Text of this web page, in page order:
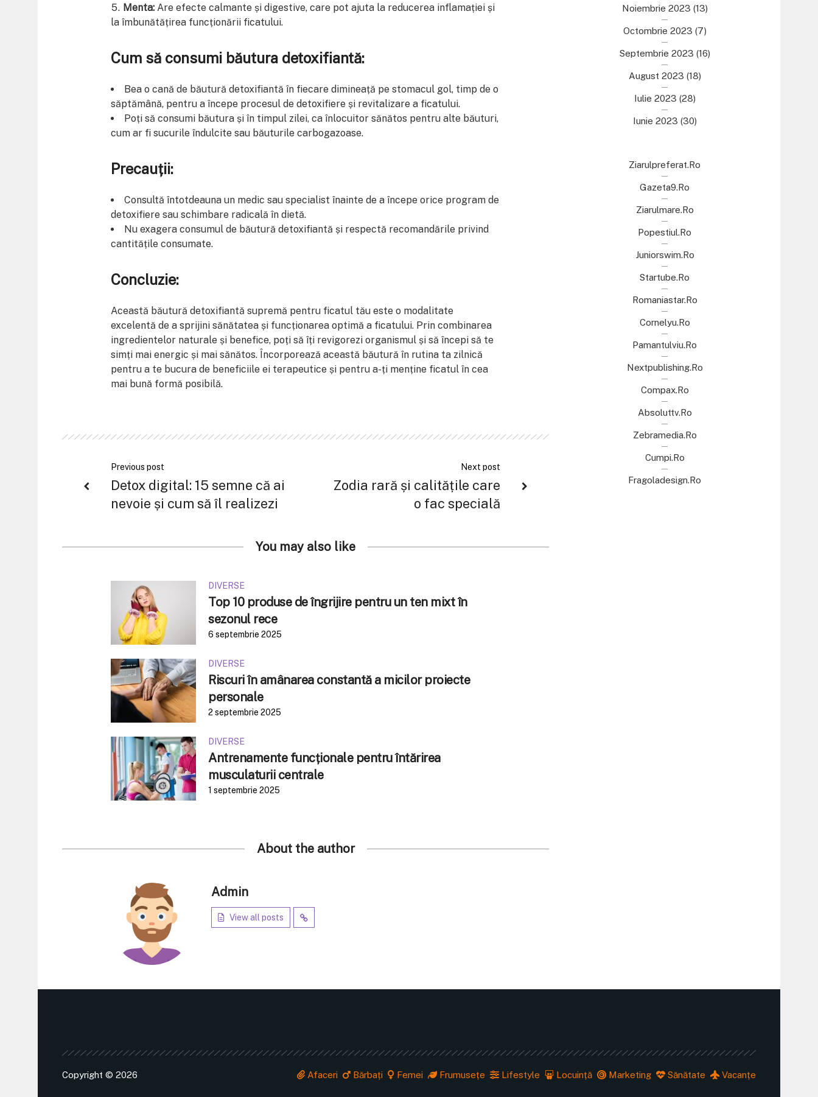
Menta: Are efecte calmante și digestive, care pot ajuta la reducerea inflamației și
la îmbunătățirea funcționării ficatului.
Cum să consumi băutura detoxifiantă:
Bea o cană de băutură detoxifiantă în fiecare dimineață pe stomacul gol, timp de o
săptămână, pentru a începe procesul de detoxifiere și revitalizare a ficatului.
Poți să consumi băutura și în timpul zilei, ca înlocuitor sănătos pentru alte băuturi,
cum ar fi sucurile îndulcite sau băuturile carbogazoase.
Precauții:
Consultă întotdeauna un medic sau specialist înainte de a începe orice program de
detoxifiere sau schimbare radicală în dietă.
Nu exagera consumul de băutură detoxifiantă și respectă recomandările privind
cantitățile consumate.
Concluzie:
Această băutură detoxifiantă supremă pentru ficatul tău este o modalitate
excelentă de a sprijini sănătatea și funcționarea optimă a ficatului. Prin combinarea
ingredientelor naturale și benefice, poți să îți revigorezi organismul și să începi să te
simți mai energic și mai sănătos. Încorporează această băutură în rutina ta zilnică
pentru a te bucura de beneficiile ei terapeutice și pentru a-ți menține ficatul în cea
mai bună formă posibilă.
Previous post
Detox digital: 15 semne că ai
nevoie și cum să îl realizezi
Next post
Zodia rară și calitățile care
o fac specială
You may also like
DIVERSE
Top 10 produse de îngrijire pentru un ten mixt în
sezonul rece
6 septembrie 2025
DIVERSE
Riscuri în amânarea constantă a micilor proiecte
personale
2 septembrie 2025
DIVERSE
Antrenamente funcționale pentru întărirea
musculaturii centrale
1 septembrie 2025
About the author
Admin
View all posts
Noiembrie 2023 (13)
Octombrie 2023 (7)
Septembrie 2023 (16)
August 2023 (18)
Iulie 2023 (28)
Iunie 2023 (30)
Ziarulpreferat.ro
Gazeta9.ro
Ziarulmare.ro
Popestiul.ro
Juniorswim.ro
Startube.ro
Romaniastar.ro
Cornelyu.ro
Pamantulviu.ro
Nextpublishing.ro
Compax.ro
Absoluttv.ro
Zebramedia.ro
Cumpi.ro
Fragoladesign.ro
Copyright © 2026 Afaceri Bărbați Femei Frumusețe Lifestyle Locuință Marketing Sănătate Vacanțe